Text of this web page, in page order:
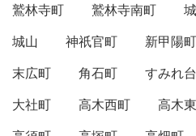
鷲林寺町
鷲林寺南町
城山
神祇官町 新甲陽町
末広町
角石町 すみれ台
大社町
高木西町 高木